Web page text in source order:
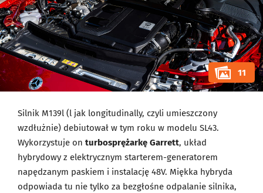
11
Silnik M139l (l jak longitudinally, czyli umieszczony
wzdłużnie) debiutował w tym roku w modelu SL43.
Wykorzystuje on turbosprężarkę Garrett, układ
hybrydowy z elektrycznym starterem-generatorem
napędzanym paskiem i instalację 48V. Miękka hybryda
odpowiada tu nie tylko za bezgłośne odpalanie silnika,